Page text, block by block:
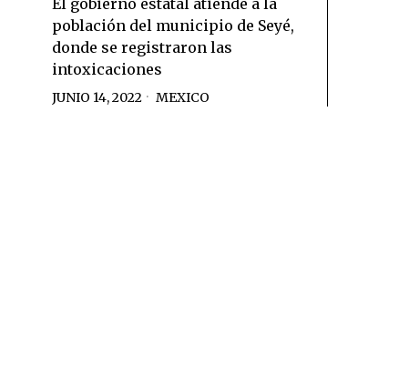
El gobierno estatal atiende a la
población del municipio de Seyé,
donde se registraron las
intoxicaciones
JUNIO 14, 2022 MEXICO